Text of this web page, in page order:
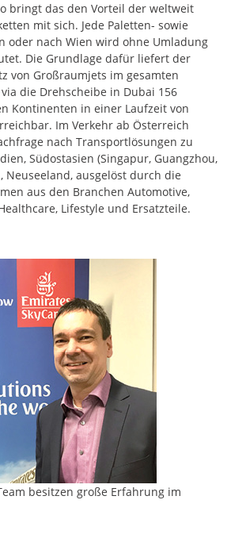
bringt das den Vorteil der weltweit
mit sich. Jede Paletten- sowie
oder nach Wien wird ohne Umladung
Die Grundlage dafür liefert der
von Großraumjets im gesamten
die Drehscheibe in Dubai 156
Kontinenten in einer Laufzeit von
Im Verkehr ab Österreich
nach Transportlösungen zu
Südostasien (Singapur, Guangzhou,
Neuseeland, ausgelöst durch die
aus den Branchen Automotive,
Lifestyle und Ersatzteile.
besitzen große Erfahrung im